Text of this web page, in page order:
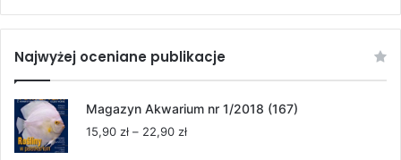
Najwyżej oceniane publikacje
Magazyn Akwarium nr 1/2018 (167)
15,90 zł – 22,90 złZakres